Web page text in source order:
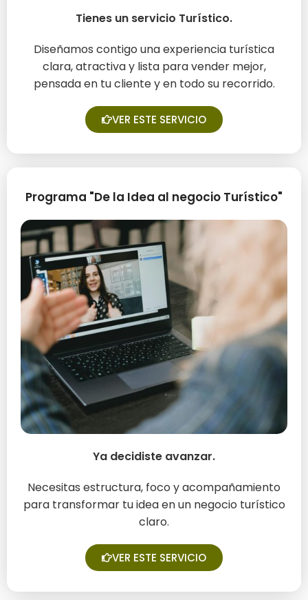
¿Quieres mejorar tu oferta ?
Tienes un servicio Turístico.
Diseñamos contigo una experiencia turística
clara, atractiva y lista para vender mejor,
pensada en tu cliente y en todo su recorrido.
VER ESTE SERVICIO
Programa "De la Idea al negocio Turístico"
¿Quieres convertir tu idea en
un negocio
turístico?
Ya decidiste avanzar.
Necesitas estructura, foco y acompañamiento
para transformar tu idea en un negocio turístico
claro.
VER ESTE SERVICIO